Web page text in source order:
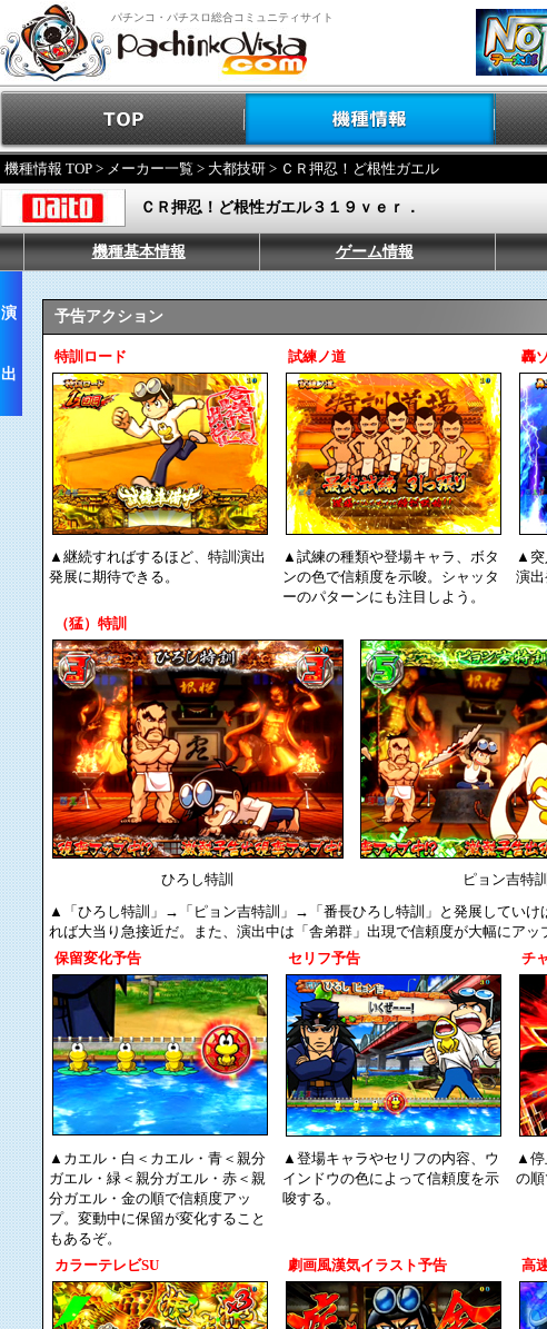
パチンコ・パチスロ総合コミュニティサイト
機種情報 TOP > メーカー一覧 > 大都技研 > ＣＲ押忍！ど根性ガエル
ＣＲ押忍！ど根性ガエル３１９ｖｅｒ．
機種基本情報 ゲーム情報
演
出
予告アクション
特訓ロード 試練ノ道 轟
▲継続すればするほど、特訓演出
発展に期待できる。
▲試練の種類や登場キャラ、ボタ
ンの色で信頼度を示唆。シャッタ
ーのパターンにも注目しよう。
▲突
演
（猛）特訓
ひろし特訓 ピョン吉特訓
▲「ひろし特訓」→「ピョン吉特訓」→「番長ひろし特訓」と発展していけ
れば大当り急接近だ。また、演出中は「舎弟群」出現で信頼度が大幅にア
保留変化予告
セリフ予告 チ
▲カエル・白＜カエル・青＜親分
ガエル・緑＜親分ガエル・赤＜親
分ガエル・金の順で信頼度アッ
プ。変動中に保留が変化すること
もあるぞ。
▲登場キャラやセリフの内容、ウ
インドウの色によって信頼度を示
唆する。
▲停
の順
カラーテレビSU 劇画風漢気イラスト予告 高